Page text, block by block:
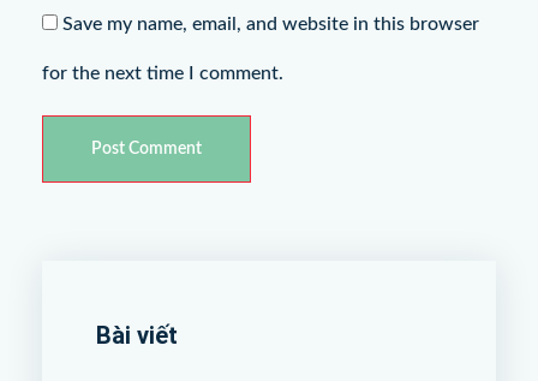
Save my name, email, and website in this browser
for the next time I comment.
Bài viết